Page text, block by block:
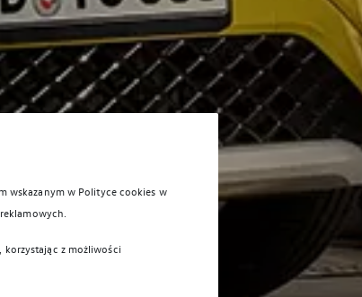
wskazanym w Polityce cookies w
korzystając z możliwości